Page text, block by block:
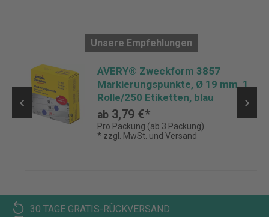
Unsere Empfehlungen
AVERY® Zweckform 3857
Markierungspunkte, Ø 19 mm, 1
Rolle/250 Etiketten, blau
ab 3,79 €*
Pro Packung (ab 3 Packung)
* zzgl. MwSt. und Versand
30 TAGE GRATIS-RÜCKVERSAND